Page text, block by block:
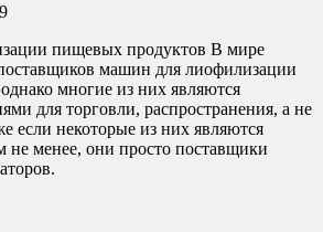
пищевых продуктов В мире
машин для лиофилизации
многие из них являются
для торговли, распространения, а не
если некоторые из них являются
не менее, они просто поставщики